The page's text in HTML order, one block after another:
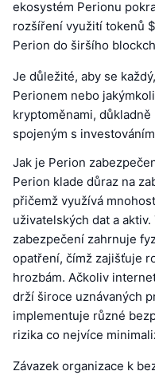
ekosystém Perionu
rozšíření využití tokenů
Perion do širšího
Je důležité, aby se
Perionem nebo
kryptoměnami,
spojeným s
Jak je Perion
Perion klade důraz na
přičemž využívá
uživatelských dat a
zabezpečení zahrnuje
opatření, čímž zajišťuje
hrozbám. Ačkoliv
drží široce uznávaných
implementuje různé
rizika co nejvíce
Závazek organizace k